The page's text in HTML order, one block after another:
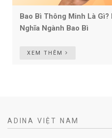
Bao Bì Thông Minh Là
Nghĩa Ngành Bao Bì
XEM THÊM
ADINA VIỆT NAM